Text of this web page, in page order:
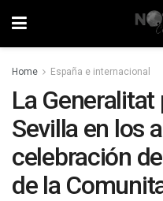
Home España e internacional
La
Sevilla en los
celebración
de la